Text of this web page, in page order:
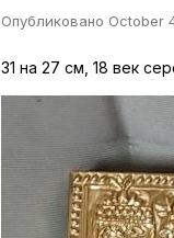
Опубликовано October
31 на 27 см, 18 век